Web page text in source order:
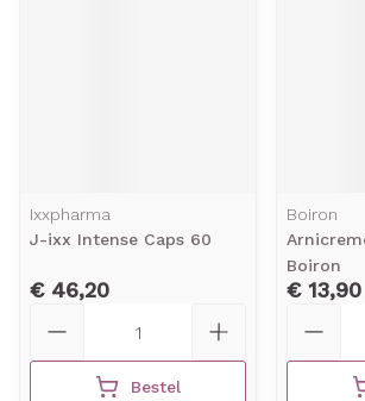
Ixxpharma
J-ixx Intense Caps 60
€ 46,20
Bestel
Boiron
Boiron
€ 13,90